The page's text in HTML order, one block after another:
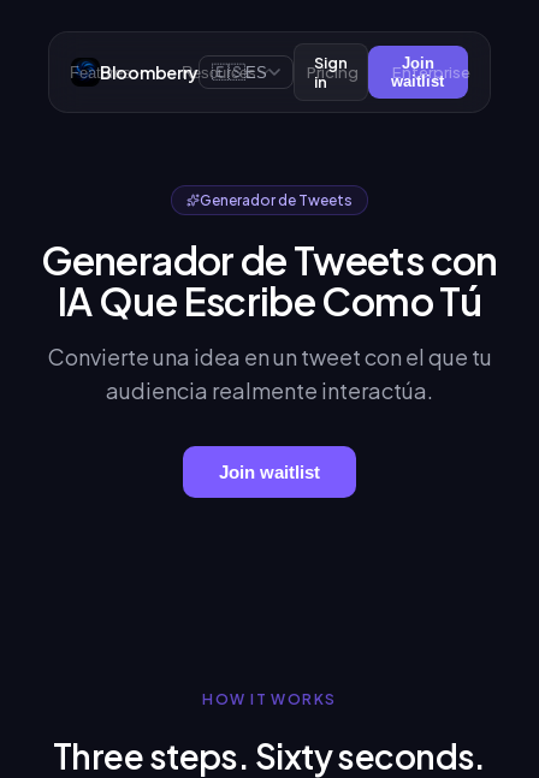
Bloomberry
Features Resources Pricing Enterprise
🇪🇸ES
Sign
in
Join
waitlist
Generador de Tweets
Generador de Tweets con
IA Que Escribe Como Tú
Convierte una idea en un tweet con el que tu
audiencia realmente interactúa.
Join waitlist
HOW IT WORKS
Three steps. Sixty seconds.